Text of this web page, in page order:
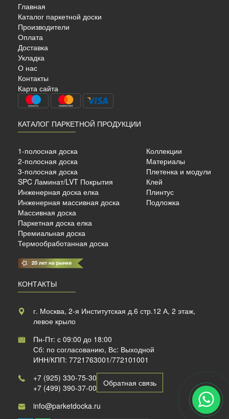
м²
Главная
Каталог паркетной доски
Производители
Оплата
Доставка
Укладка
О нас
Контакты
Карта сайта
КАТАЛОГ ПАРКЕТНОЙ ПРОДУКЦИИ
1-полосная доска
2-полосная доска
3-полосная доска
SPC Ламинат/LVT Покрытия
Инженерная доска елка
Инженерная массивная доска
Массивная доска
Паркетная доска елка
Премиальная доска
Термообработанная доска
Коллекции
Материалы
Плетенка и модули
Клей
Плинтус
Подложка
КОНТАКТЫ
г. Москва, 2-я Институтская д.6 стр.12 А, 2 этаж,
левое крыло
Пн-Пт: с 09:00 до 18:00
Сб: по согласованию, Вс: Выходной
ИНН/КПП: 7721763001/772101001
+7 (925) 330-75-30
+7 (499) 390-37-00
Обратная связь
info@parketdocka.ru